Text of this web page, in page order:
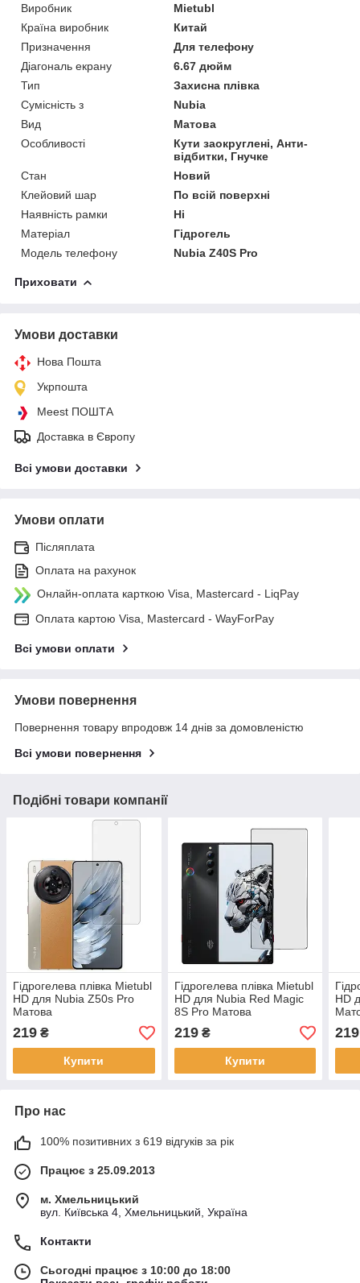
Виробник
Mietubl
Країна виробник
Китай
Призначення
Для телефону
Діагональ екрану
6.67 дюйм
Тип
Захисна плівка
Сумісність з
Nubia
Вид
Матова
Особливості
Кути заокруглені, Анти-
відбитки, Гнучке
Стан
Новий
Клейовий шар
По всій поверхні
Наявність рамки
Ні
Матеріал
Гідрогель
Модель телефону
Nubia Z40S Pro
Приховати
Умови доставки
Нова Пошта
Укрпошта
Meest ПОШТА
Доставка в Європу
Всі умови доставки
Умови оплати
Післяплата
Оплата на рахунок
Онлайн-оплата карткою Visa, Mastercard - LiqPay
Оплата картою Visa, Mastercard - WayForPay
Всі умови оплати
Умови повернення
Повернення товару впродовж 14 днів за домовленістю
Всі умови повернення
Подібні товари компанії
Гідрогелева плівка Mietubl
HD для Nubia Z50s Pro
Матова
219 ₴
Купити
Гідрогелева плівка Mietubl
HD для Nubia Red Magic
8S Pro Матова
219₴
Купити
HD
219
Про нас
100% позитивних з 619 відгуків за рік
Працює з 25.09.2013
м. Хмельницький
вул. Київська 4, Хмельницький, Україна
Контакти
Сьогодні працює з 10:00 до 18:00